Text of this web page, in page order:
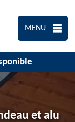
MENU
et alu